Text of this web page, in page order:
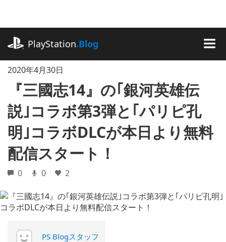
に
ッ
PlayStation.Blog
2020年4月30日
『三國志14』の｢銀河英雄伝
説｣コラボ第3弾と｢パリピ孔
明｣コラボDLCが本日より無料
配信スタート！
0 0 2
PS Blogスタッフ